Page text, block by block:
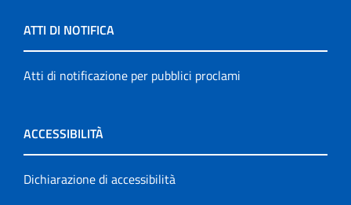
ATTI DI NOTIFICA
Atti di notificazione per pubblici proclami
ACCESSIBILITÀ
Dichiarazione di accessibilità